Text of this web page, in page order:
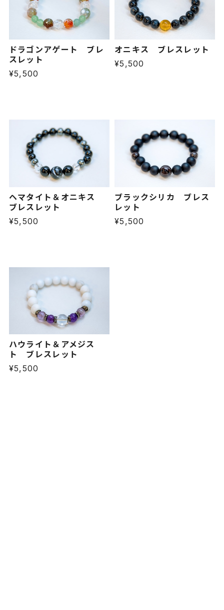
ドラゴンアゲート ブレ
スレット
¥5,500
オニキス ブレスレット
¥5,500
ヘマタイト＆オニキス
ブレスレット
¥5,500
ブラックシリカ ブレス
レット
¥5,500
ハウライト＆アメジス
ト ブレスレット
¥5,500